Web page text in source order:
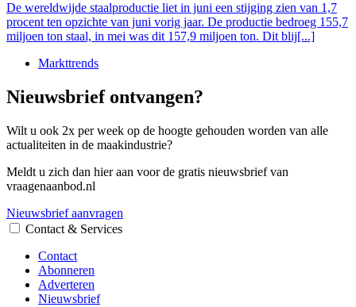
De wereldwijde staalproductie liet in juni een stijging zien van 1,7
procent ten opzichte van juni vorig jaar. De productie bedroeg 155,7
miljoen ton staal, in mei was dit 157,9 miljoen ton. Dit blij[...]
Markttrends
Nieuwsbrief ontvangen?
Wilt u ook 2x per week op de hoogte gehouden worden van alle
actualiteiten in de maakindustrie?
Meldt u zich dan hier aan voor de gratis nieuwsbrief van
vraagenaanbod.nl
Nieuwsbrief aanvragen
Contact & Services
Contact
Abonneren
Adverteren
Nieuwsbrief